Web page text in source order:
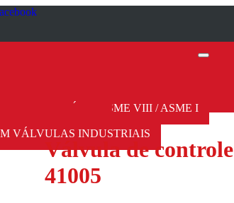
E/OU ALÍVIO ASME VIII / ASME I
VÁLVULAS INDUSTRIAIS
Válvula de
41005